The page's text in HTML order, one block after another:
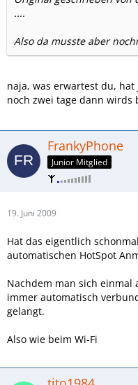
....
Also da musste aber
naja, was erwartest du,
noch zwei tage dann wirds
FrankyPhone
Junior Mitglied
19. Juni 2009
Hat das eigentlich
automatischen HotSpot
Nachdem man sich einmal
immer automatisch
gelangt.
Also wie beim Wi-Fi